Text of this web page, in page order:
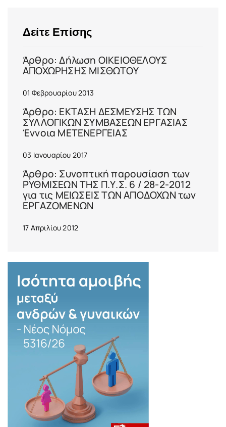
Δείτε Επίσης
Άρθρο: Δήλωση ΟΙΚΕΙΟΘΕΛΟΥΣ
ΑΠΟΧΩΡΗΣΗΣ ΜΙΣΘΩΤΟΥ
01 Φεβρουαρίου 2013
Άρθρο: ΕΚΤΑΣΗ ΔΕΣΜΕΥΣΗΣ ΤΩΝ
ΣΥΛΛΟΓΙΚΩΝ ΣΥΜΒΑΣΕΩΝ ΕΡΓΑΣΙΑΣ
Έννοια ΜΕΤΕΝΕΡΓΕΙΑΣ
03 Ιανουαρίου 2017
Άρθρο: Συνοπτική παρουσίαση των
ΡΥΘΜΙΣΕΩΝ ΤΗΣ Π.Υ.Σ. 6 / 28-2-2012
για τις ΜΕΙΩΣΕΙΣ ΤΩΝ ΑΠΟΔΟΧΩΝ των
ΕΡΓΑΖΟΜΕΝΩΝ
17 Απριλίου 2012